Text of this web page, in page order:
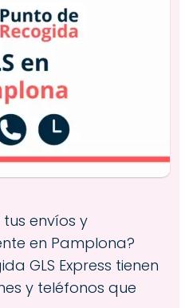
envíos y
en Pamplona?
GLS Express tienen
y teléfonos que